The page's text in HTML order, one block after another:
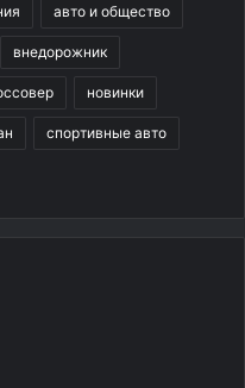
авто и общество
внедорожник
новинки
спортивные авто